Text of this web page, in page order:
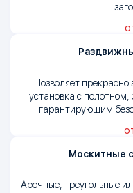
Позволяет
установка с
гарантирующим
Москитные
Арочные, треугольные